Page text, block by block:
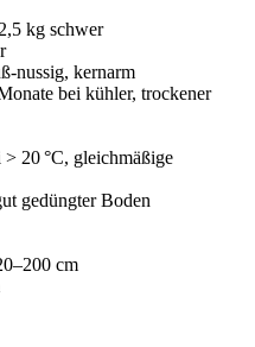
kg schwer
nussig, kernarm
bei kühler, trockener
20 °C, gleichmäßige
gedüngter Boden
cm